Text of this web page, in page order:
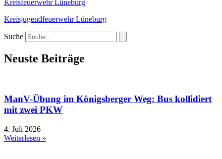
Kreisfeuerwehr Lüneburg
Kreisjugendfeuerwehr Lüneburg
Suche
Neuste Beiträge
ManV-Übung im Königsberger Weg: Bus kollidiert
mit zwei PKW
4. Juli 2026
Weiterlesen »